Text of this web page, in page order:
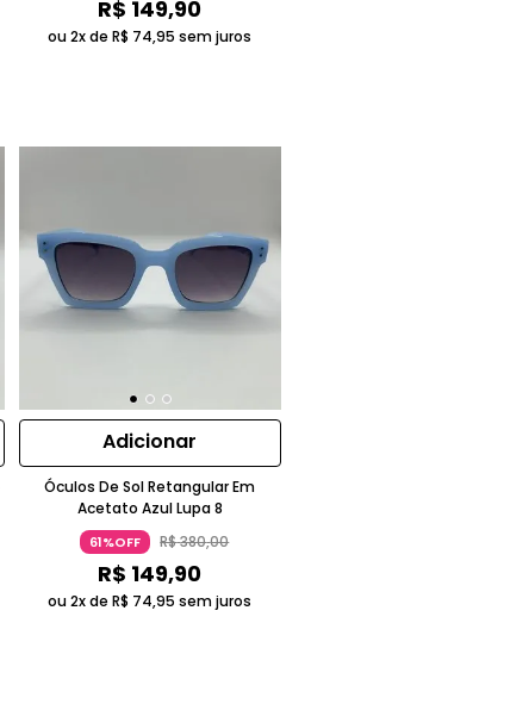
R$ 149,90
ou 2x deR$ 74,95 sem juros
Adicionar
Óculos De Sol Retangular Em
Acetato Azul Lupa 8
61%OFF R$380,00
R$ 149,90
ou 2x deR$ 74,95 sem juros